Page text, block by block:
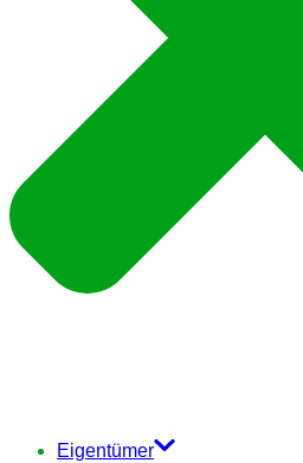
Eigentümer